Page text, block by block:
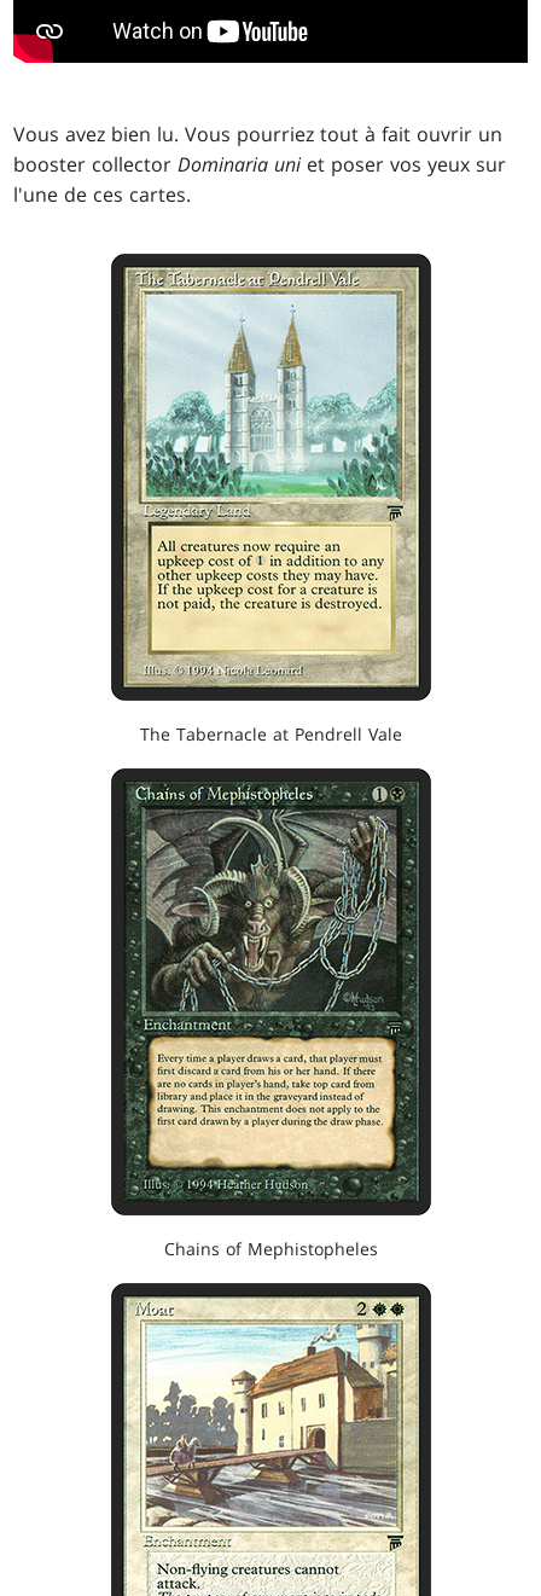
Vous avez bien lu. Vous pourriez tout à fait ouvrir un
booster collectorDominaria uni et poser vos yeux sur
l'une de ces cartes.
The Tabernacle at Pendrell Vale
Chains of Mephistopheles